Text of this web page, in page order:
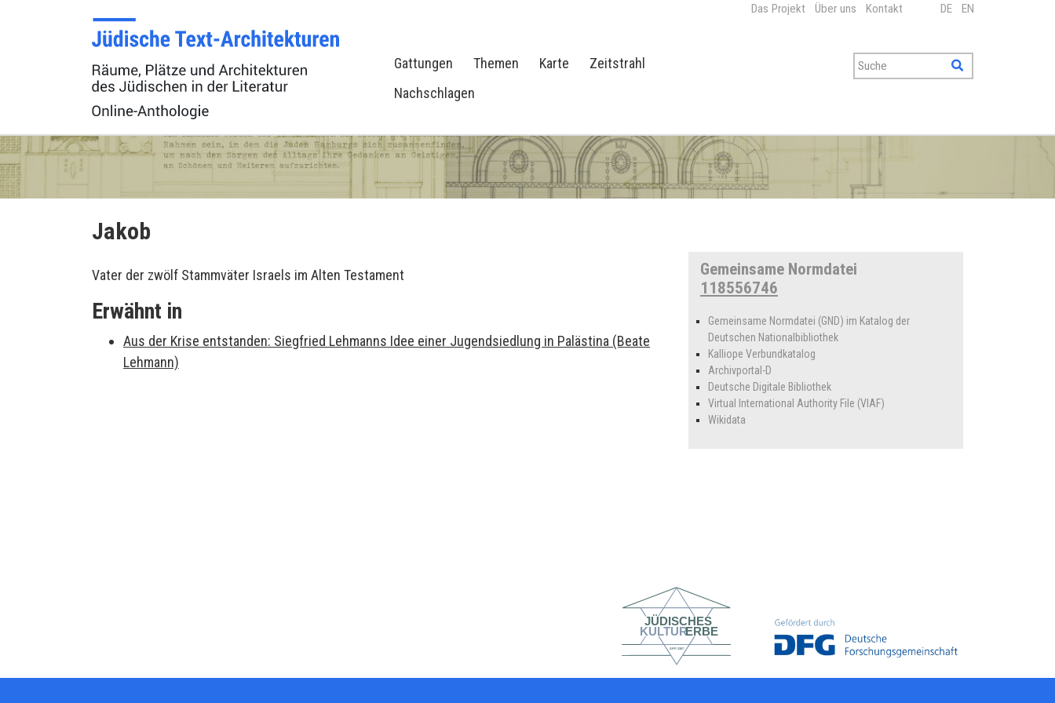
Das Projekt Über uns Kontakt DE EN
Gattungen Themen Karte
Zeitstrahl
Nachschlagen
Jakob
Vater der zwölf Stammväter Israels im Alten Testament
Erwähnt in
Aus der Krise entstanden: Siegfried Lehmanns Idee einer Jugendsiedlung in Palästina (Beate
Lehmann)
Gemeinsame Normdatei
118556746
Gemeinsame Normdatei (GND) im Katalog der
Deutschen Nationalbibliothek
Kalliope Verbundkatalog
Archivportal-D
Deutsche Digitale Bibliothek
Virtual International Authority File (VIAF)
Wikidata